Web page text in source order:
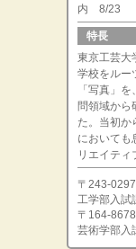
内 8/23
特長
東京工芸大
学校をルー
「写真」
問領域から
た。当初か
においても
リエイティ
〒243-
工学部入
〒164-
芸術学部